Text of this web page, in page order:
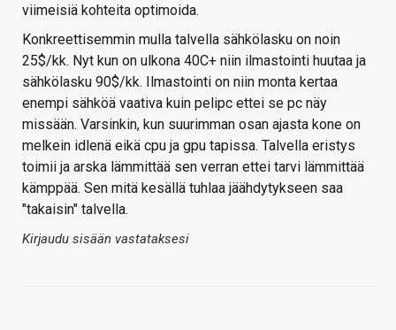
viimeisiä kohteita optimoida.
Konkreettisemmin mulla talvella sähkölasku on noin
25$/kk. Nyt kun on ulkona 40C+ niin ilmastointi huutaa ja
sähkölasku 90$/kk. Ilmastointi on niin monta kertaa
enempi sähköä vaativa kuin pelipc ettei se pc näy
missään. Varsinkin, kun suurimman osan ajasta kone on
melkein idlenä eikä cpu ja gpu tapissa. Talvella eristys
toimii ja arska lämmittää sen verran ettei tarvi lämmittää
kämppää. Sen mitä kesällä tuhlaa jäähdytykseen saa
"takaisin" talvella.
Kirjaudu sisään vastataksesi